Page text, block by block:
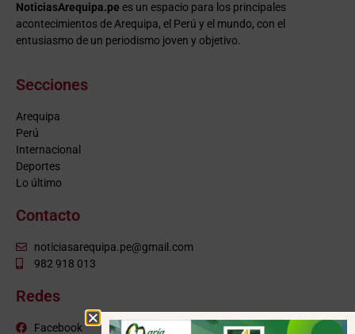
NoticiasArequipa.pe es un espacio para los principales
acontecimientos de Arequipa, el Perú y el mundo, con el
entusiasmo de un periodismo joven y objetivo.
Secciones
Arequipa
Perú
Internacional
Deportes
Lo último
Contacto
noticiasarequipa.pe@gmail.com
982 918 013
Redes
Facebook